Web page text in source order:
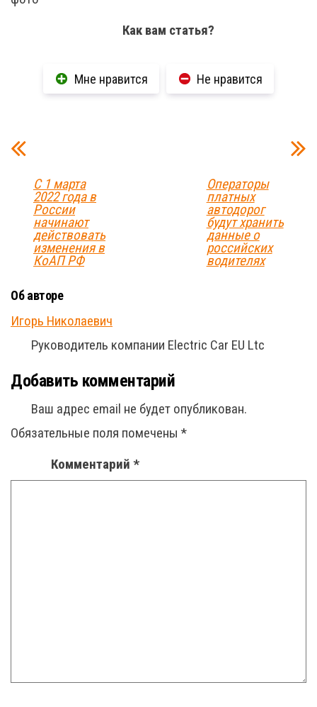
Как вам статья?
Мне нравится Не нравится
С 1 марта
2022 года в
России
начинают
действовать
изменения в
КоАП РФ
Операторы
платных
автодорог
будут хранить
данные о
российских
водителях
Об авторе
Игорь Николаевич
Руководитель компании Electric Car EU Ltc
Добавить комментарий
Ваш адрес email не будет опубликован.
Обязательные поля помечены *
Комментарий *